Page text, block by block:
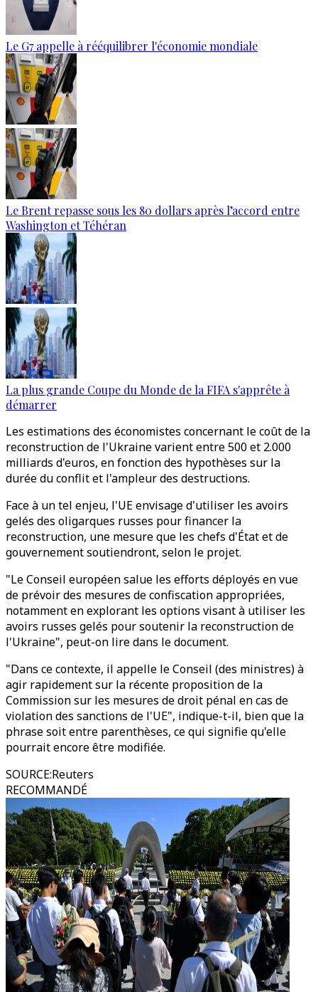
Le G7 appelle à rééquilibrer l'économie mondiale
Le Brent repasse sous les 80 dollars après l’accord entre
Washington et Téhéran
La plus grande Coupe du Monde de la FIFA s'apprête à
démarrer
Les estimations des économistes concernant le coût de la
reconstruction de l'Ukraine varient entre 500 et 2.000
milliards d'euros, en fonction des hypothèses sur la
durée du conflit et l'ampleur des destructions.
Face à un tel enjeu, l'UE envisage d'utiliser les avoirs
gelés des oligarques russes pour financer la
reconstruction, une mesure que les chefs d'État et de
gouvernement soutiendront, selon le projet.
"Le Conseil européen salue les efforts déployés en vue
de prévoir des mesures de confiscation appropriées,
notamment en explorant les options visant à utiliser les
avoirs russes gelés pour soutenir la reconstruction de
l'Ukraine", peut-on lire dans le document.
"Dans ce contexte, il appelle le Conseil (des ministres) à
agir rapidement sur la récente proposition de la
Commission sur les mesures de droit pénal en cas de
violation des sanctions de l'UE", indique-t-il, bien que la
phrase soit entre parenthèses, ce qui signifie qu'elle
pourrait encore être modifiée.
SOURCE:Reuters
RECOMMANDÉ